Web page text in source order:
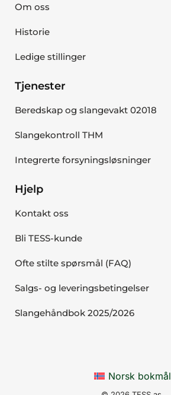
Om oss
Historie
Ledige stillinger
Tjenester
Beredskap og slangevakt 02018
Slangekontroll THM
Integrerte forsyningsløsninger
Hjelp
Kontakt oss
Bli TESS-kunde
Ofte stilte spørsmål (FAQ)
Salgs- og leveringsbetingelser
Slangehåndbok 2025/2026
Norsk bokmål